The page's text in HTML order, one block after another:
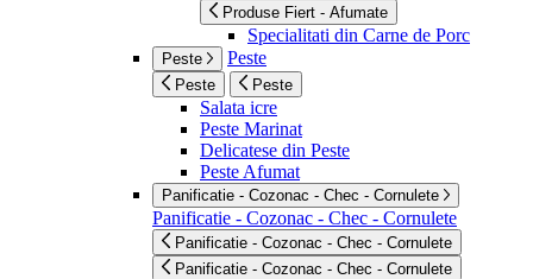
Produse Fiert - Afumate
Specialitati din Carne de Porc
Peste Peste
Peste Peste
Salata icre
Peste Marinat
Delicatese din Peste
Peste Afumat
Panificatie - Cozonac - Chec - Cornulete
Panificatie - Cozonac - Chec - Cornulete
Panificatie - Cozonac - Chec - Cornulete
Panificatie - Cozonac - Chec - Cornulete